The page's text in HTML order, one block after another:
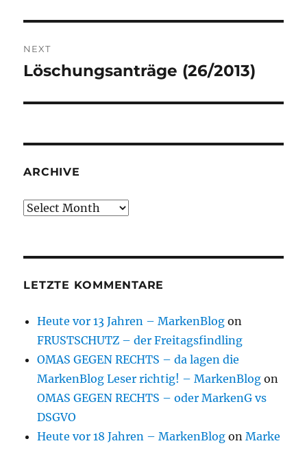
NEXT
Next
Löschungsanträge (26/2013)
ARCHIVE
Archive
LETZTE KOMMENTARE
Heute vor 13 Jahren – MarkenBlog on
FRUSTSCHUTZ – der Freitagsfindling
OMAS GEGEN RECHTS – da lagen die
MarkenBlog Leser richtig! – MarkenBlog on
OMAS GEGEN RECHTS – oder MarkenG vs
DSGVO
Heute vor 18 Jahren – MarkenBlog onMarke